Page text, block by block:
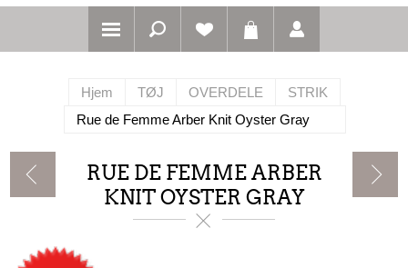
Hjem TØJ OVERDELE
STRIK
Rue de Femme Arber Knit Oyster Gray
RUE DE FEMME ARBER
KNIT OYSTER GRAY